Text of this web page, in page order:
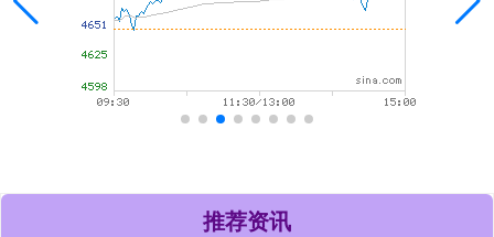
推荐资讯